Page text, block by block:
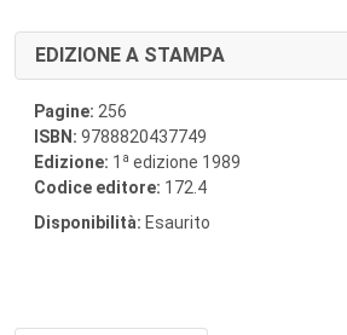
EDIZIONE A STAMPA
Pagine: 256
ISBN: 9788820437749
Edizione: 1 a edizione 1989
Codice editore: 172.4
Disponibilità: Esaurito